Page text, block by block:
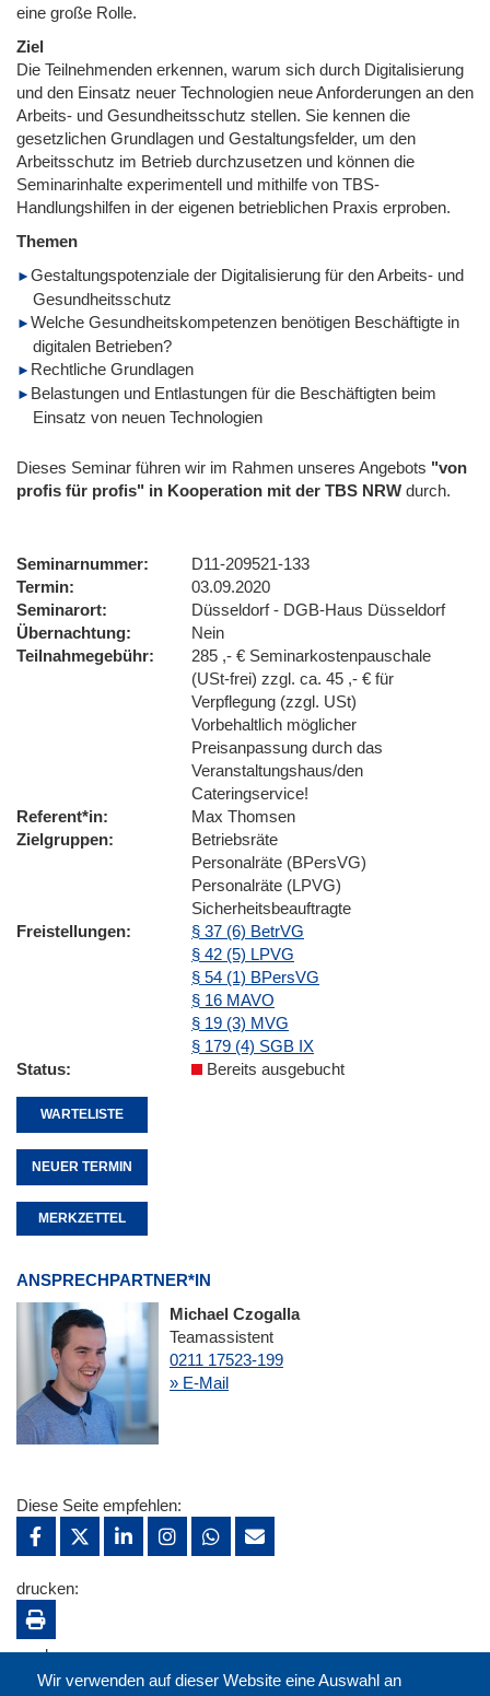
eine große Rolle.
Ziel
Die Teilnehmenden erkennen, warum sich durch Digitalisierung
und den Einsatz neuer Technologien neue Anforderungen an den
Arbeits- und Gesundheitsschutz stellen. Sie kennen die
gesetzlichen Grundlagen und Gestaltungsfelder, um den
Arbeitsschutz im Betrieb durchzusetzen und können die
Seminarinhalte experimentell und mithilfe von TBS-
Handlungshilfen in der eigenen betrieblichen Praxis erproben.
Themen
Gestaltungspotenziale der Digitalisierung für den Arbeits- und
Gesundheitsschutz
Welche Gesundheitskompetenzen benötigen Beschäftigte in
digitalen Betrieben?
Rechtliche Grundlagen
Belastungen und Entlastungen für die Beschäftigten beim
Einsatz von neuen Technologien
Dieses Seminar führen wir im Rahmen unseres Angebots "von
profis für profis" in Kooperation mit der TBS NRW durch.
Seminarnummer
D11-209521-133
Termin
03.09.2020
Seminarort
Düsseldorf - DGB-Haus Düsseldorf
Übernachtung
Nein
Teilnahmegebühr
285 ,- € Seminarkostenpauschale
(USt-frei) zzgl. ca. 45 ,- € für
Verpflegung (zzgl. USt)
Vorbehaltlich möglicher
Preisanpassung durch das
Veranstaltungshaus/den
Cateringservice!
Referent*in
Max Thomsen
Zielgruppen
Betriebsräte
Personalräte (BPersVG)
Personalräte (LPVG)
Sicherheitsbeauftragte
Freistellungen
§ 37 (6) BetrVG
§ 42 (5) LPVG
§ 54 (1) BPersVG
§ 16 MAVO
§ 19 (3) MVG
§ 179 (4) SGB IX
Status
Bereits ausgebucht
WARTELISTE
NEUER TERMIN
MERKZETTEL
ANSPRECHPARTNER*IN
Michael Czogalla
Teamassistent
0211 17523-199
» E-Mail
Wir verwenden auf dieser Website eine Auswahl an
Diese Seite empfehlen:
drucken:
merken: